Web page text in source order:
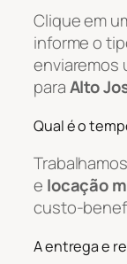
Clique em
informe o
enviaremos
paraAlto
Qual é o
e locação
custo-
A entrega e